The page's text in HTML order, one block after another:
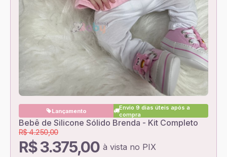
Lançamento
Envio 9 dias úteis após a
compra
Bebê de Silicone Sólido Brenda - Kit Completo
R$ 3.375,00 à vista no PIX
R$ 4.250,00